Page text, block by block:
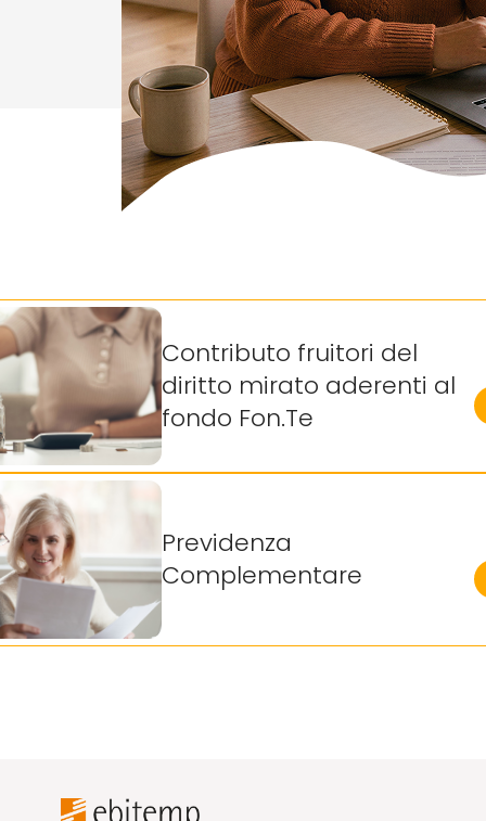
Contributo fruitori del
diritto mirato aderenti al
fondo Fon.Te
Previdenza
Complementare